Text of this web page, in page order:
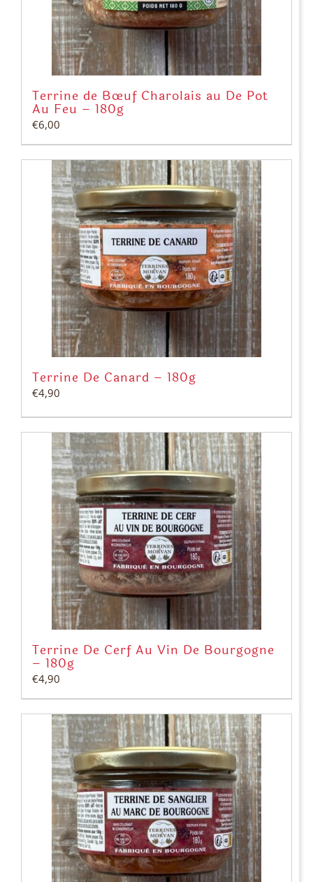
Terrine de Bœuf Charolais au De Pot
Au Feu – 180g
€6,00
Terrine De Canard – 180g
€4,90
Terrine De Cerf Au Vin De Bourgogne
– 180g
€4,90